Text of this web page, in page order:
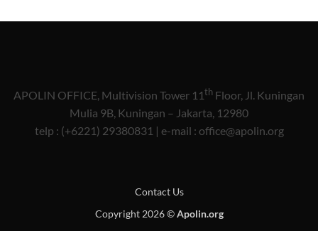
APOLIN OFFICE, Multivision Tower 11th Floor, Jl. Kuningan
Mulia 9B, Kuningan – Jakarta, 12980
telp : (+6221) 29380831 | e-mail : office@apolin.org
Contact Us
Copyright 2026 ©Apolin.org